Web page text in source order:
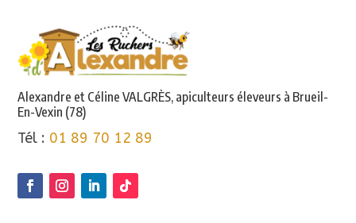
Alexandre et Céline VALGRÈS, apiculteurs éleveurs à Brueil-
En-Vexin (78)
Tél : 01 89 70 12 89